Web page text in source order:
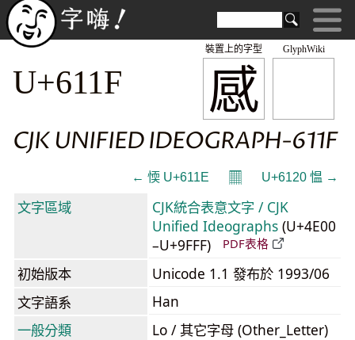
GlyphWiki
感
裝置上的字型
U+611F
CJK UNIFIED IDEOGRAPH-611F
← 愞 U+611E 𝄜 U+6120 愠 →
文字區域
CJK統合表意文字 / CJK
Unified Ideographs (U+4E00
–U+9FFF)
PDF表格
初始版本
Unicode 1.1 發布於 1993/06
文字語系
Han
一般分類
Lo / 其它字母 (Other_Letter)